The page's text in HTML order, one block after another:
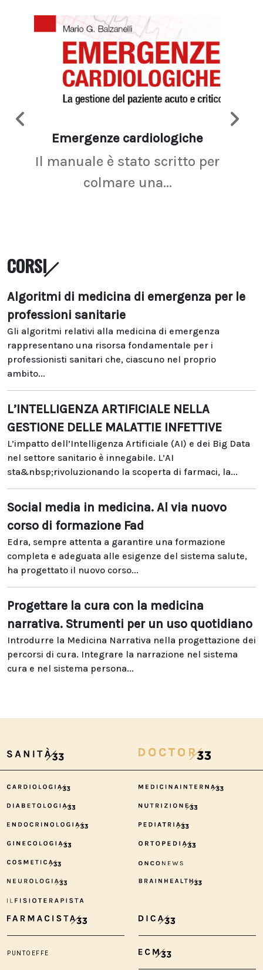
Emergenze cardiologiche
Il manuale è stato scritto per
colmare una...
CORSI
Algoritmi di medicina di emergenza per le
professioni sanitarie
Gli algoritmi relativi alla medicina di emergenza
rappresentano una risorsa fondamentale per i
professionisti sanitari che, ciascuno nel proprio
ambito...
L’INTELLIGENZA ARTIFICIALE NELLA
GESTIONE DELLE MALATTIE INFETTIVE
L’impatto dell’Intelligenza Artificiale (AI) e dei Big Data
nel settore sanitario è innegabile. L’AI
sta&nbsp;rivoluzionando la scoperta di farmaci, la...
Social media in medicina. Al via nuovo
corso di formazione Fad
Edra, sempre attenta a garantire una formazione
completa e adeguata alle esigenze del sistema salute,
ha progettato il nuovo corso...
Progettare la cura con la medicina
narrativa. Strumenti per un uso quotidiano
Introdurre la Medicina Narrativa nella progettazione dei
percorsi di cura. Integrare la narrazione nel sistema
cura e nel sistema persona...